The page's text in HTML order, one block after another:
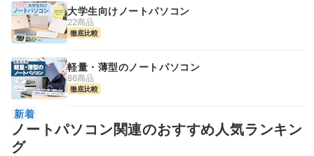
大学生向けノートパソコン
22商品
徹底比較
軽量・薄型のノートパソコン
86商品
徹底比較
新着
ノートパソコン関連のおすすめ人気ランキン
グ